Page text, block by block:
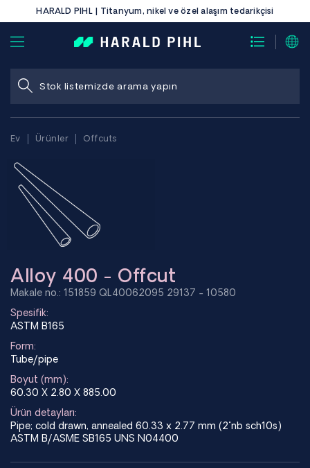
HARALD PIHL | Titanyum, nikel ve özel alaşım tedarikçisi
Ev Ürünler Offcuts
Alloy 400 - Offcut
Makale no.: 151859 QL40062095 29137 - 10580
Spesifik:
ASTM B165
Form:
Tube/pipe
Boyut (mm):
60.30 X 2.80 X 885.00
Ürün detayları:
Pipe; cold drawn, annealed 60.33 x 2.77 mm (2"nb sch10s)
ASTM B/ASME SB165 UNS N04400